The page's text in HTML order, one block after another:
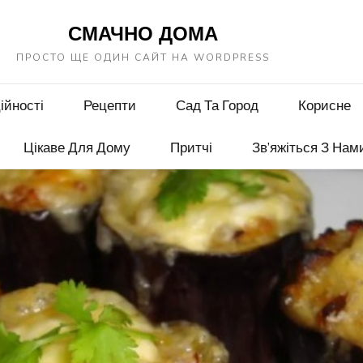
СМАЧНО ДОМА
ПРОСТО ЩЕ ОДИН САЙТ НА WORDPRESS
Рецепти Сад Та Город Корисне
Цікаве Для Дому Притчі Зв’яжіться З